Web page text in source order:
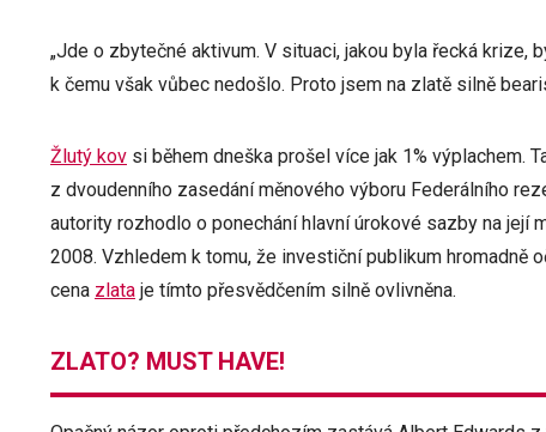
„Jde o zbytečné aktivum. V situaci, jakou byla řecká krize,
k čemu však vůbec nedošlo. Proto jsem na zlatě silně
Žlutý kov si během dneška prošel více jak 1% výplachem.
z dvoudenního zasedání měnového výboru Federálního
autority rozhodlo o ponechání hlavní úrokové sazby na její
2008. Vzhledem k tomu, že investiční publikum hromadně
cena zlata je tímto přesvědčením silně ovlivněna.
ZLATO? MUST HAVE!